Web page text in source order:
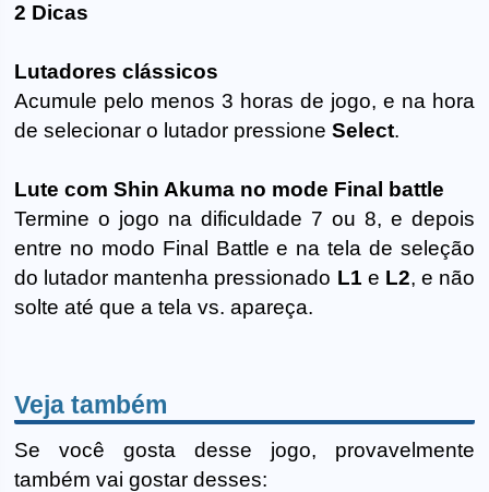
2 Dicas
Lutadores clássicos
Acumule pelo menos 3 horas de jogo, e na hora
de selecionar o lutador pressioneSelect.
Lute com Shin Akuma no mode Final battle
Termine o jogo na dificuldade 7 ou 8, e depois
entre no modo Final Battle e na tela de seleção
do lutador mantenha pressionado L1 e L2, e não
solte até que a tela vs. apareça.
Veja também
Se você gosta desse jogo, provavelmente
também vai gostar desses: